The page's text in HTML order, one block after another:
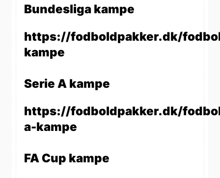
Bundesliga kampe
https://fodboldpakker.dk/
kampe
Serie A kampe
https://fodboldpakker.dk/
a-kampe
FA Cup kampe